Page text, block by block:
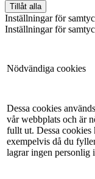
Tillåt alla
Inställningar för
Inställningar för
Nödvändiga cookies
Dessa cookies
vår webbplats och är
fullt ut. Dessa cookies
exempelvis då du
lagrar ingen personlig